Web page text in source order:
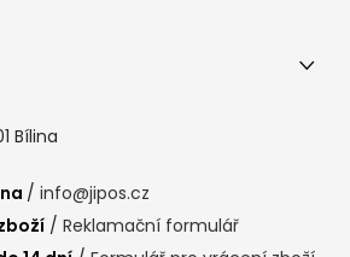
Bílina
/ info@jipos.cz
/ Reklamační formulář